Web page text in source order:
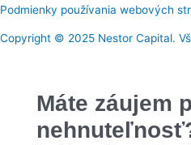
Podmienky používania webových
Copyright © 2025 Nestor Capital.
Máte záujem